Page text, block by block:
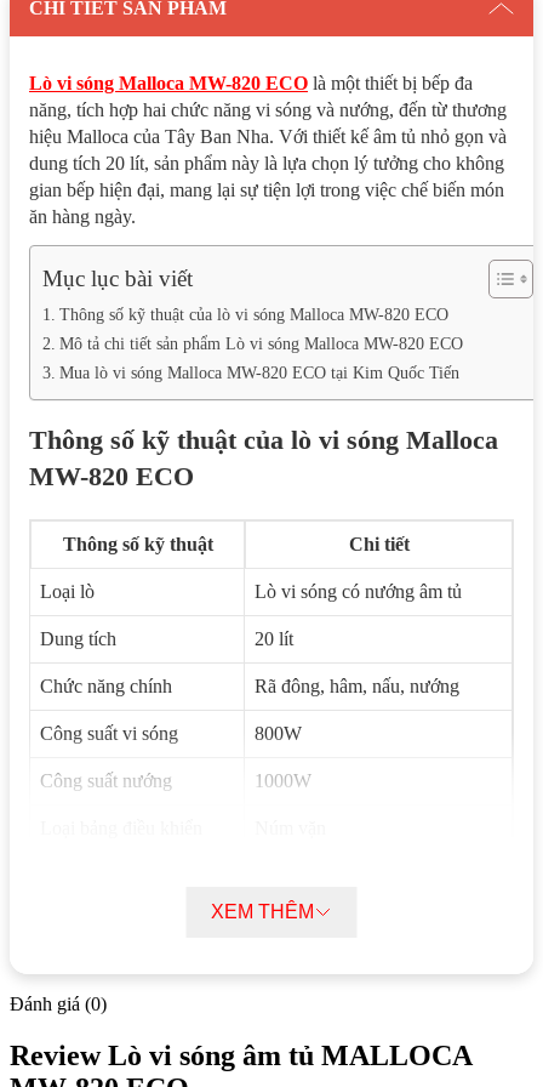
CHI TIẾT SẢN PHẨM
Lò vi sóng Malloca MW-820 ECO là một thiết bị bếp đa
năng, tích hợp hai chức năng vi sóng và nướng, đến từ thương
hiệu Malloca của Tây Ban Nha. Với thiết kế âm tủ nhỏ gọn và
dung tích 20 lít, sản phẩm này là lựa chọn lý tưởng cho không
gian bếp hiện đại, mang lại sự tiện lợi trong việc chế biến món
ăn hàng ngày.
Mục lục bài viết
Thông số kỹ thuật của lò vi sóng Malloca MW-820 ECO
Mô tả chi tiết sản phẩm Lò vi sóng Malloca MW-820 ECO
Mua lò vi sóng Malloca MW-820 ECO tại Kim Quốc Tiến
Thông số kỹ thuật của lò vi sóng Malloca
MW-820 ECO
Thông số kỹ thuật Chi tiết
Loại lò Lò vi sóng có nướng âm tủ
Dung tích 20 lít
Chức năng chính Rã đông, hâm, nấu, nướng
Công suất vi sóng 800W
Công suất nướng 1000W
595R x 343S x 388C mm
Nguồn điện 220-240V/ 50Hz
Thương hiệu
Sản xuất tại Trung Quốc
XEM THÊM
Đánh giá (0)
Review Lò vi sóng âm tủ MALLOCA